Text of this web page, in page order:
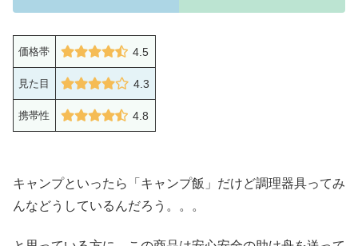
価格帯 4.5
見た目 4.3
携帯性 4.8
キャンプといったら「キャンプ飯」だけど調理器具ってみ
んなどうしているんだろう。。。